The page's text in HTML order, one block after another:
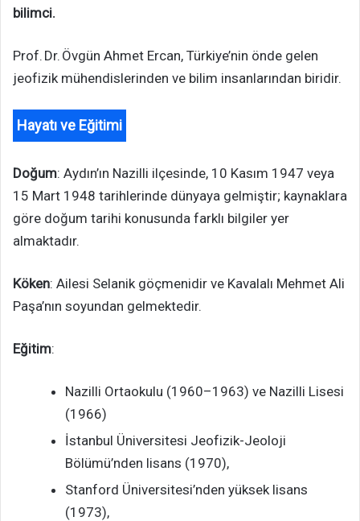
bilimci.
Prof. Dr. Övgün Ahmet Ercan, Türkiye’nin önde gelen
jeofizik mühendislerinden ve bilim insanlarından biridir.
Hayatı ve Eğitimi
Doğum: Aydın’ın Nazilli ilçesinde, 10 Kasım 1947 veya
15 Mart 1948 tarihlerinde dünyaya gelmiştir; kaynaklara
göre doğum tarihi konusunda farklı bilgiler yer
almaktadır.
Köken: Ailesi Selanik göçmenidir ve Kavalalı Mehmet Ali
Paşa’nın soyundan gelmektedir.
Eğitim:
Nazilli Ortaokulu (1960–1963) ve Nazilli Lisesi
(1966)
İstanbul Üniversitesi Jeofizik-Jeoloji
Bölümü’nden lisans (1970),
Stanford Üniversitesi’nden yüksek lisans
(1973),